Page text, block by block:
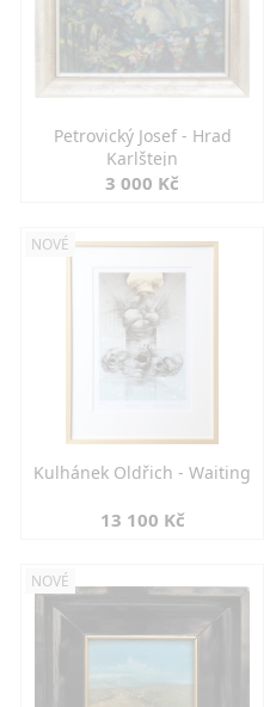
Petrovický Josef - Hrad
Karlštejn
3 000 Kč
NOVÉ
Kulhánek Oldřich - Waiting
13 100 Kč
NOVÉ